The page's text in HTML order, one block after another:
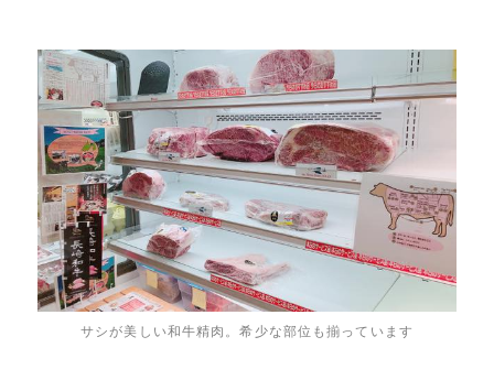
サシが美しい和牛精肉。希少な部位も揃っています